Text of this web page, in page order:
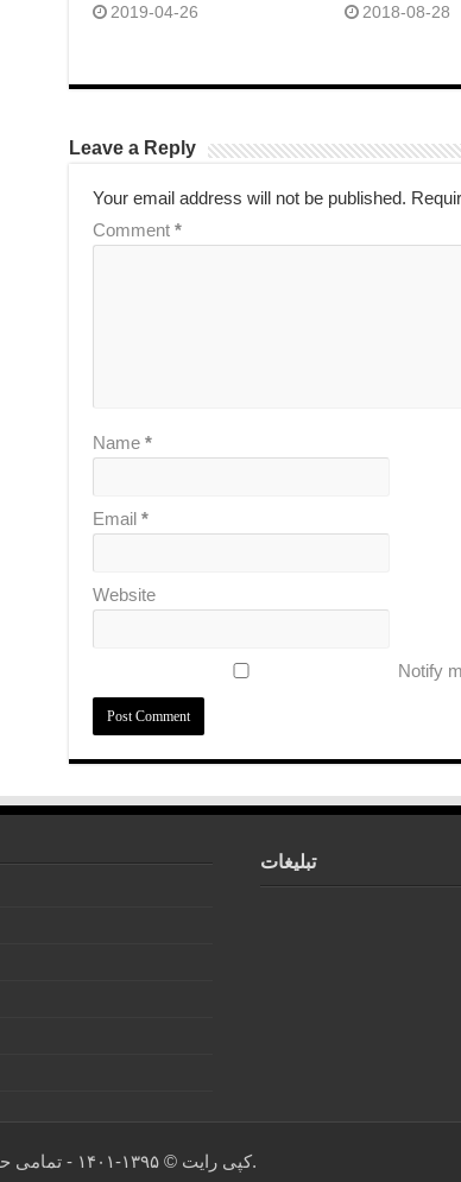
2019-04-26 2018-08-28
Leave a Reply
Your email address will not be published.
Comment *
Name *
Email *
Website
Notify
تبلیغات
کپی رایت © ۱۳۹۵-۱۴۰۱ - تمامی حقوق برای سایت "هنگامه ناهید" محفوظ است.